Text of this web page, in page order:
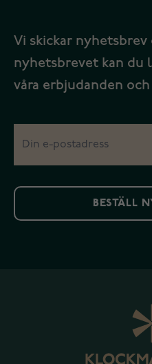
Vi skickar nyhetsbrev
nyhetsbrevet kan du
våra erbjudanden
BESTÄLL